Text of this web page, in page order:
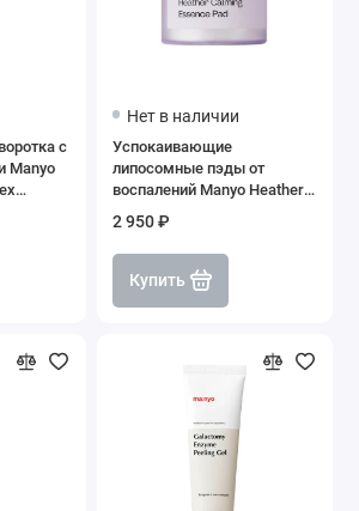
с
Manyo
Нет в наличии
Успокаивающие
липосомные пэды от
воспалений Manyo Heather
2 950 ₽
Купить